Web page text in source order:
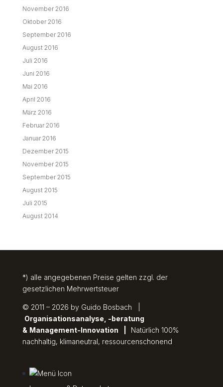
November 2016
Oktober 2016
September 2016
August 2016
Juli 2016
Juni 2016
Mai 2016
April 2016
März 2016
Februar 2016
Januar 2016
Dezember 2015
November 2015
September 2015
August 2015
Juli 2015
August 2014
*) alle angegebenen Preise gelten zzgl. der
gesetzlichen Mehrwertsteuer
© 2011 – 2026 by Guido Bosbach |
Organisationsanalyse, -beratung
& Management-Innovation
Natürlich 100%
nachhaltig, klimaneutral, ressourcenschonend